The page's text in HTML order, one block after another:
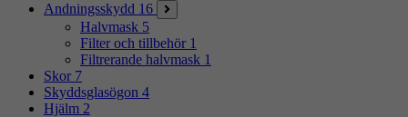
Andningsskydd 16
Halvmask 5
Filter och tillbehör 1
Filtrerande halvmask 1
Skor 7
Skyddsglasögon 4
Hjälm 2